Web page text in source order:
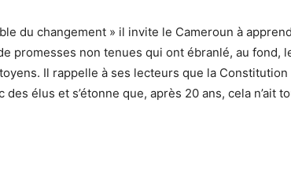
du changement » il invite le Cameroun à
promesses non tenues qui ont ébranlé, au fond,
Il rappelle à ses lecteurs que la Constitution
élus et s’étonne que, après 20 ans, cela n’ait